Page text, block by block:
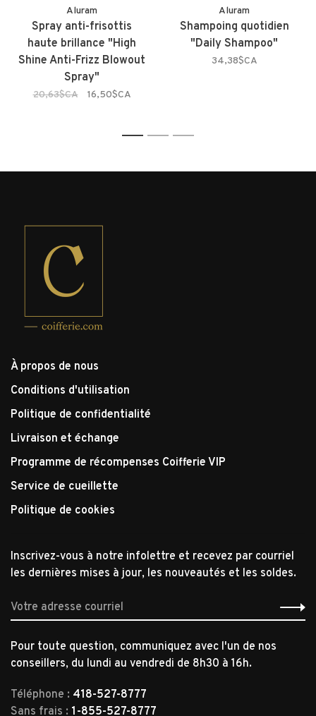
Aluram
Spray anti-frisottis
haute brillance "High
Shine Anti-Frizz Blowout
Spray"
20,63$CA 16,50$CA
Aluram
Shampoing quotidien
"Daily Shampoo"
34,38$CA
1 2 3
À propos de nous
Conditions d'utilisation
Politique de confidentialité
Livraison et échange
Programme de récompenses Coifferie VIP
Service de cueillette
Politique de cookies
Inscrivez-vous à notre infolettre et recevez par courriel
les dernières mises à jour, les nouveautés et les soldes.
Pour toute question, communiquez avec l'un de nos
conseillers, du lundi au vendredi de 8h30 à 16h.
Téléphone : 418-527-8777
Sans frais : 1-855-527-8777